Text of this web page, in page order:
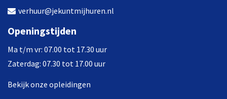
verhuur@jekuntmijhuren.nl
Openingstijden
Ma t/m vr: 07.00 tot 17.30 uur
Zaterdag: 07.30 tot 17.00 uur
Bekijk onze opleidingen